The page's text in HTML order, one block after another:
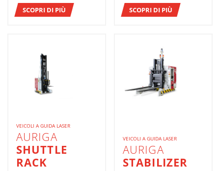
SCOPRI DI PIÙ SCOPRI DI PIÙ
VEICOLI A GUIDA LASER
AURIGA
SHUTTLE
RACK
VEICOLI A GUIDA LASER
AURIGA
STABILIZER